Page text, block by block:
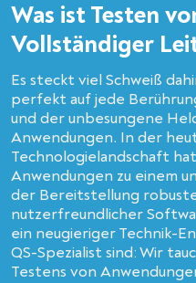
Was ist Testen
Vollständiger
Es steckt viel Schweiß
perfekt auf jede
und der unbesungene
Anwendungen. In der
Technologielandschaft
Anwendungen zu einem
der Bereitstellung
nutzerfreundlicher
ein neugieriger Technik-
QS-Spezialist sind: Wir
Testens von